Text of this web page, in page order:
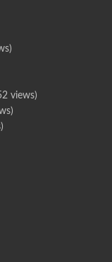
views)